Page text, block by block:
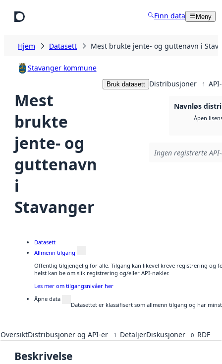
Finn data Meny
Hjem Datasett Mest brukte jente- og guttenavn i
Stavanger kommune
Mest
brukte
jente- og
guttenavn
i
Stavanger
Bruk datasett Distribusjoner 1
Navnløs
Åpen
Ingen registrerte
Datasett
Allmenn tilgang
Offentlig tilgjengelig for alle. Tilgang kan likevel kreve registrering og
helst kan be om slik registrering og/eller API-nøkler.
Les mer om tilgangsnivåer her
Åpne data
Datasettet er klassifisert som allmenn tilgang og har
OversiktDistribusjoner og API-er 1 DetaljerDiskusjoner 0 RDF
Beskrivelse